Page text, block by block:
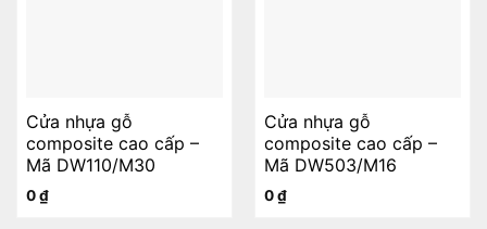
Cửa nhựa gỗ
composite cao cấp –
Mã DW110/M30
0₫
Cửa nhựa gỗ
composite cao cấp –
Mã DW503/M16
0₫